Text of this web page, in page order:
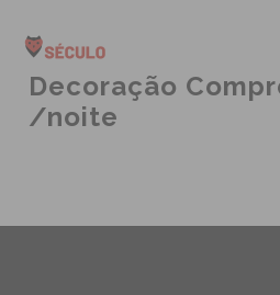
Decoração
/noite